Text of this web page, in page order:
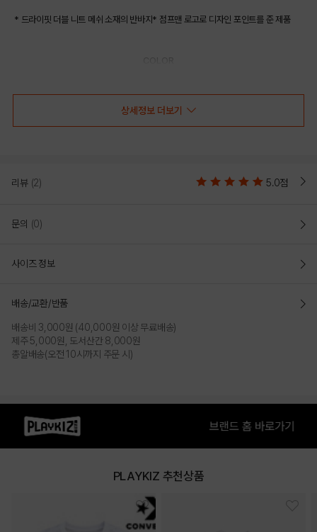
* 드라이핏 더블 니트 메쉬 소재의 반바지* 점프맨 로고로 디자인 포인트를 준 제품
상세정보 더보기
리뷰 (2) 5.0점
문의 (0)
사이즈 정보
배송/교환/반품
배송비 3,000원 (40,000원 이상 무료배송)
제주 5,000원, 도서산간 8,000원
총알배송(오전 10시까지 주문 시)
PLAYKIZ 추천상품